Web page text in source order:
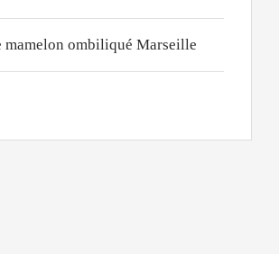
mamelon ombiliqué Marseille